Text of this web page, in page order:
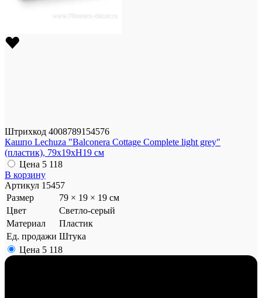
Штрихкод 4008789154576
Кашпо Lechuza "Balconera Cottage Complete light grey"
(пластик), 79x19xH19 см
Цена 5 118
В корзину
Артикул 15457
Размер
79 × 19 × 19 см
Цвет
Светло-серый
Материал
Пластик
Ед. продажи Штука
Цена 5 118